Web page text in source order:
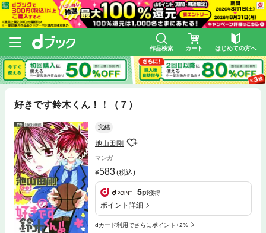
作品検索 カート はじめての方へ
好きです鈴木くん！！（７）
完結
池山田剛
マンガ
583(税込)
5pt獲得
ポイント詳細
dカード利用でさらにポイント+2%